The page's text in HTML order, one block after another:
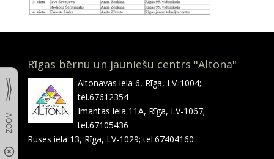
Rīgas bērnu un jauniešu centrs "Altona"
Altonavas iela 6, Rīga, LV-1004;
tel.67612354
Imantas iela 11A, Rīga, LV-1067;
tel.67105436
Ruses iela 13, Rīga, LV-1029; tel.67404160